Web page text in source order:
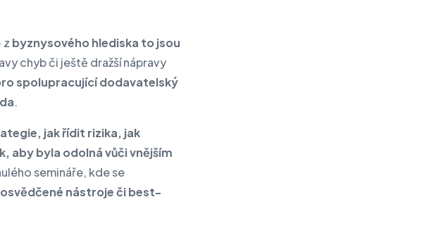
z byznysového hlediska to jsou
chyb či ještě dražší nápravy
spolupracující dodavatelský
.
jak řídit rizika, jak
aby byla odolná vůči vnějším
semináře, kde se
nástroje či best-